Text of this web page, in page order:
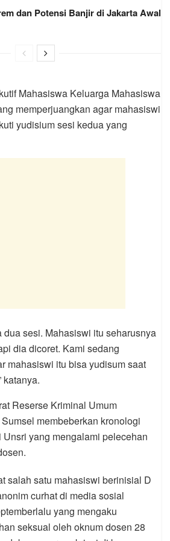
dan Potensi Banjir di Jakarta Awal
Mahasiswa Keluarga Mahasiswa
memperjuangkan agar mahasiswi
yudisium sesi kedua yang
dua sesi. Mahasiswi itu seharusnya
dia dicoret. Kami sedang
mahasiswi itu bisa yudisum saat
katanya.
Reserse Kriminal Umum
membeberkan kronologi
yang mengalami pelecehan
salah satu mahasiswi berinisial D
curhat di media sosial
yang mengaku
seksual oleh oknum dosen 28